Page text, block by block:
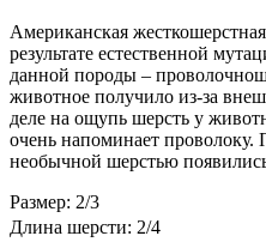
Американская
результате естественной
данной породы –
животное получило из-за
деле на ощупь шерсть у
очень напоминает проволоку.
необычной шерстью
Размер: 2/3
Длина шерсти: 2/4